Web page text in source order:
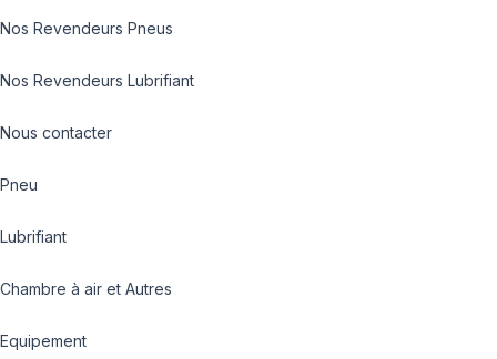
Nos Revendeurs Pneus
Nos Revendeurs Lubrifiant
Nous contacter
Pneu
Lubrifiant
Chambre à air et Autres
Equipement